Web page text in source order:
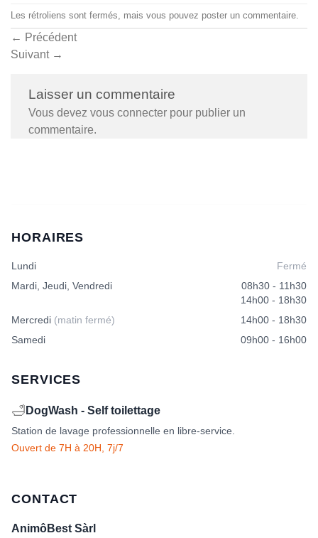
Les rétroliens sont fermés, mais vous pouvez poster un commentaire.
← Précédent
Suivant →
Laisser un commentaire
Vous devez vous connecter pour publier un
commentaire.
HORAIRES
Lundi
Fermé
Mardi, Jeudi, Vendredi
08h30 - 11h30
14h00 - 18h30
Mercredi (matin fermé)
14h00 - 18h30
Samedi
09h00 - 16h00
SERVICES
🛁 DogWash - Self toilettage
Station de lavage professionnelle en libre-service.
Ouvert de 7H à 20H, 7j/7
CONTACT
AnimôBest Sàrl